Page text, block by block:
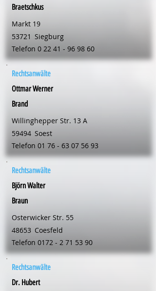
Braetschkus
Markt 19
53721 Siegburg
Telefon 0 22 41 - 96 98 60
Rechtsanwälte
Ottmar Werner
Brand
Willinghepper Str. 13 A
59494 Soest
Telefon 01 76 - 63 07 56 93
Rechtsanwälte
Björn Walter
Braun
Osterwicker Str. 55
48653 Coesfeld
Telefon 0172 - 2 71 53 90
Rechtsanwälte
Dr. Hubert